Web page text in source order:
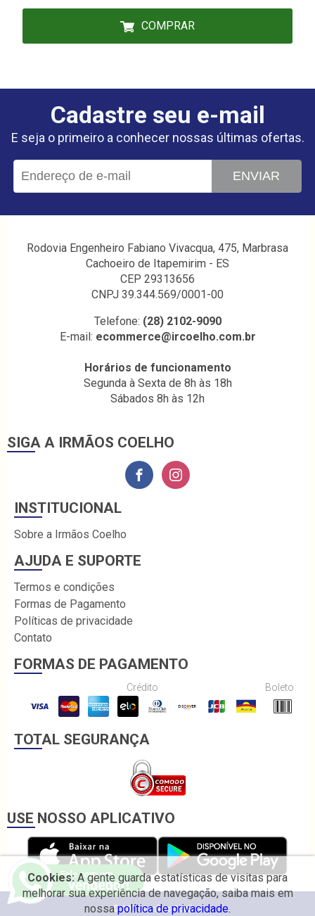
COMPRAR
Cadastre seu e-mail
E seja o primeiro a conhecer nossas últimas ofertas.
ENVIAR
Rodovia Engenheiro Fabiano Vivacqua, 475, Marbrasa
Cachoeiro de Itapemirim - ES
CEP 29313656
CNPJ 39.344.569/0001-00
Telefone: (28) 2102-9090
E-mail: ecommerce@ircoelho.com.br
Horários de funcionamento
Segunda à Sexta de 8h às 18h
Sábados 8h às 12h
SIGA A IRMÃOS COELHO
INSTITUCIONAL
Sobre a Irmãos Coelho
AJUDA E SUPORTE
Termos e condições
Formas de Pagamento
Políticas de privacidade
Contato
FORMAS DE PAGAMENTO
Crédito Boleto
TOTAL SEGURANÇA
USE NOSSO APLICATIVO
Cookies:A gente guarda estatísticas de visitas para
melhorar sua experiência de navegação, saiba mais em
nossapolítica de privacidade.
© 2026 Irmãos Coelho.